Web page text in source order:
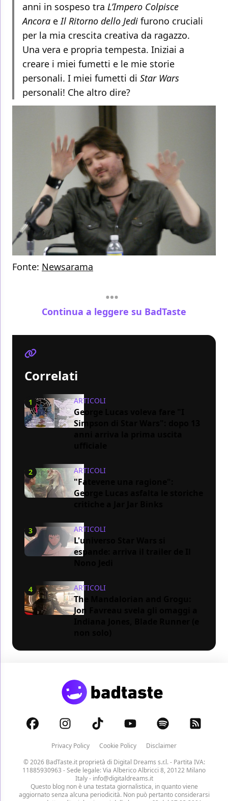
anni in sospeso tra L’Impero Colpisce
Ancora eIl Ritorno dello Jedi furono cruciali
per la mia crescita creativa da ragazzo.
Una vera e propria tempesta. Iniziai a
creare i miei fumetti e le mie storie
personali. I miei fumetti di Star Wars
personali! Che altro dire?
Fonte: Newsarama
Continua a leggere su BadTaste
Correlati
1 ARTICOLI
George Lucas voleva fare "I
Simpson di Star Wars": dopo 13
2 ARTICOLI
"Fatevene una ragione":
George Lucas asfalta le storiche
3 ARTICOLI
L'universo Star Wars si
espande: arriva il trailer de Il
4 ARTICOLI
The Mandalorian and Grogu:
Jon Favreau svela gli omaggi a
Privacy Policy Cookie Policy
Disclaimer
© 2026 BadTaste.it proprietà di Digital Dreams s.r.l.- Partita IVA:
11885930963 - Sede legale: Via Alberico Albricci 8, 20122 Milano
Italy - info@digitaldreams.it
Questo blog non è una testata giornalistica, in quanto viene
aggiornato senza alcuna periodicità. Non può pertanto considerarsi